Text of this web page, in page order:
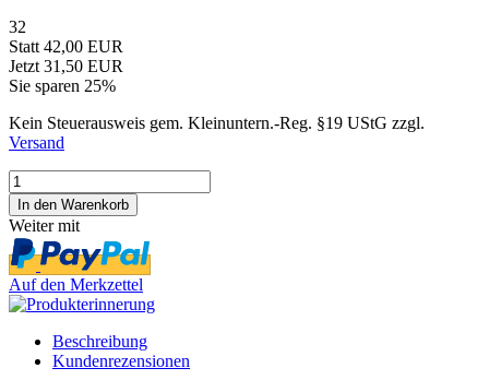
32
Statt 42,00 EUR
Jetzt 31,50 EUR
Sie sparen 25%
Kein Steuerausweis gem. Kleinuntern.-Reg. §19 UStG zzgl.
Versand
Weiter mit
Auf den Merkzettel
Beschreibung
Kundenrezensionen